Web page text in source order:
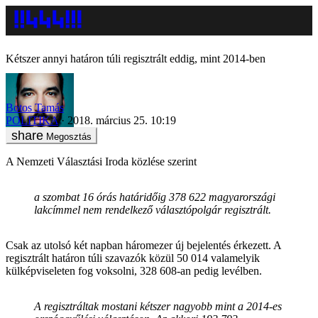
Kétszer annyi határon túli regisztrált eddig, mint 2014-ben
Botos Tamás
POLITIKA
2018. március 25. 10:19
Megosztás
A Nemzeti Választási Iroda közlése szerint
a szombat 16 órás határidőig 378 622 magyarországi
lakcímmel nem rendelkező választópolgár regisztrált.
Csak az utolsó két napban háromezer új bejelentés érkezett. A
regisztrált határon túli szavazók közül 50 014 valamelyik
külképviseleten fog voksolni, 328 608-an pedig levélben.
A regisztráltak mostani kétszer nagyobb mint a 2014-es